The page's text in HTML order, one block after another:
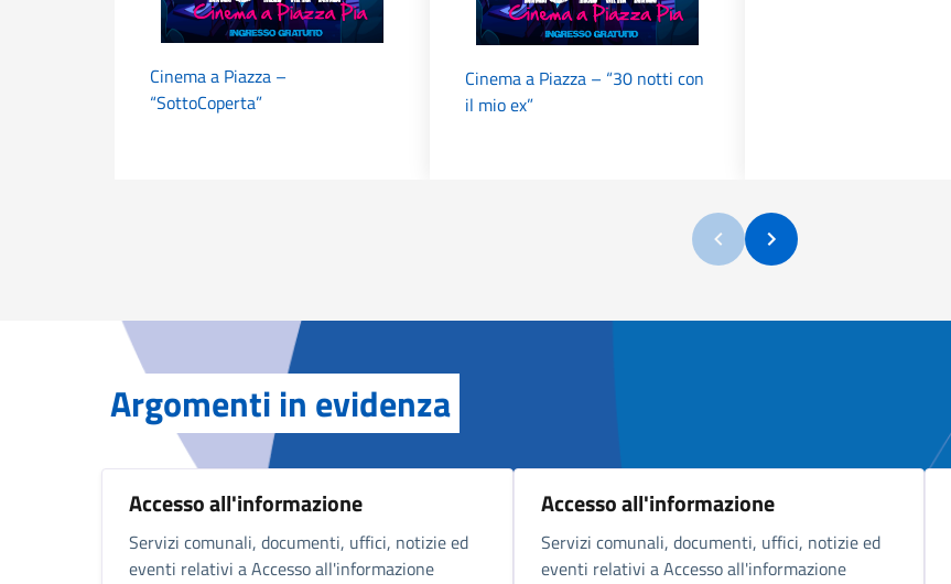
Cinema a Piazza –
“SottoCoperta”
Cinema a Piazza – “30 notti con
il mio ex”
Argomenti in evidenza
Accesso all'informazione
Servizi comunali, documenti, uffici, notizie ed
eventi relativi a Accesso all'informazione
Accesso all'informazione
Servizi comunali, documenti, uffici, notizie ed
eventi relativi a Accesso all'informazione